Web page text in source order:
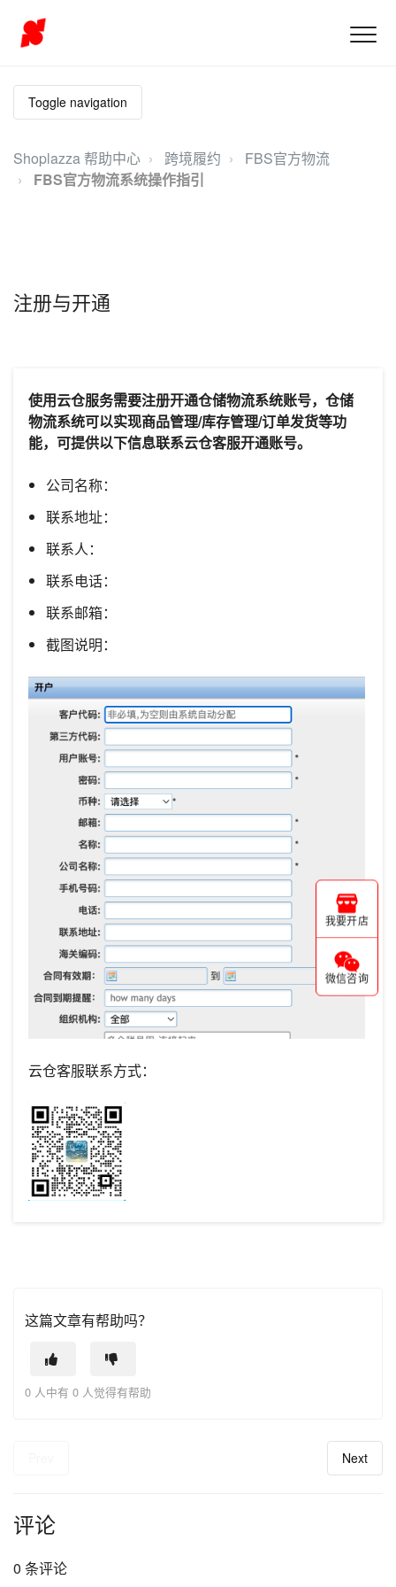
Toggle navigation
Shoplazza 帮助中心 跨境履约
FBS官方物流
FBS官方物流系统操作指引
注册与开通
使用云仓服务需要注册开通仓储物流系统账号，仓储
物流系统可以实现商品管理/库存管理/订单发货等功
能，可提供以下信息联系云仓客服开通账号。
公司名称：
联系地址：
联系人：
联系电话：
联系邮箱：
截图说明：
云仓客服联系方式：
这篇文章有帮助吗？
0 人中有 0 人觉得有帮助
Next
评论
0 条评论
我要开店
微信咨询